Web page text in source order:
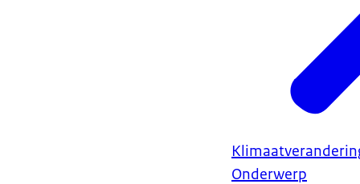
Onderwerp